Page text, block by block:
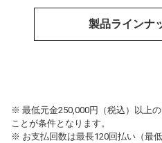
製品ラインナ
※ 最低元金250,000円（税込）以上
ことが条件となります。
※ お支払回数は最長120回払い（最